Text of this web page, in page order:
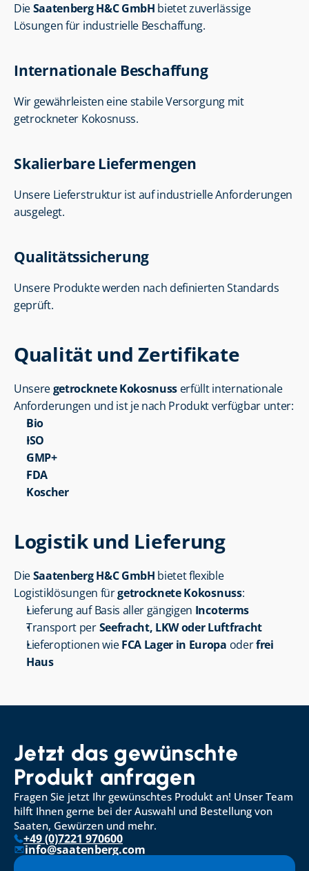
Die Saatenberg H&C GmbH bietet zuverlässige
Lösungen für industrielle Beschaffung.
Internationale Beschaffung
Wir gewährleisten eine stabile Versorgung mit
getrockneter Kokosnuss.
Skalierbare Liefermengen
Unsere Lieferstruktur ist auf industrielle Anforderungen
ausgelegt.
Qualitätssicherung
Unsere Produkte werden nach definierten Standards
geprüft.
Qualität und Zertifikate
Unsere getrocknete Kokosnuss erfüllt internationale
Anforderungen und ist je nach Produkt verfügbar unter:
Bio
ISO
GMP+
FDA
Koscher
Logistik und Lieferung
Die Saatenberg H&C GmbH bietet flexible
Logistiklösungen für getrocknete Kokosnuss:
Lieferung auf Basis aller gängigen Incoterms
Transport per Seefracht, LKW oder Luftfracht
Lieferoptionen wie FCA Lager in Europa oder frei
Haus
Jetzt das gewünschte
Produkt anfragen
Fragen Sie jetzt Ihr gewünschtes Produkt an! Unser Team
hilft Ihnen gerne bei der Auswahl und Bestellung von
Saaten, Gewürzen und mehr.
+49 (0)7221 970600
info@saatenberg.com